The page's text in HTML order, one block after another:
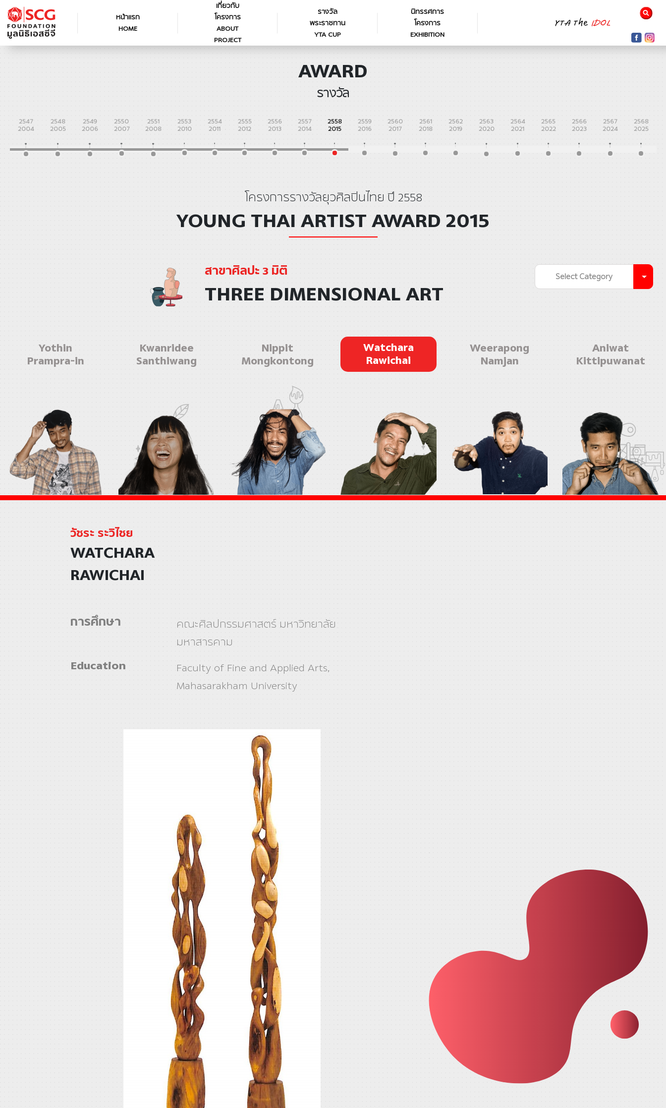
หน้าแรก
HOME
เกี่ยวกับ
โครงการ
ABOUT
PROJECT
รางวัล
พระราชทาน
YTA CUP
นิทรรศการ
โครงการ
EXHIBITION
AWARD
รางวัล
2547
2004
2548
2005
2549
2006
2550
2007
2551
2008
2553
2010
2554
2011
2555
2012
2556
2013
2557
2014
2558
2015
2559
2016
2560
2017
2561
2018
2562
2019
2563
2020
2564
2021
2565
2022
2566
2023
2567
2024
2568
2025
โครงการรางวัลยุวศิลปินไทย ปี 2558
YOUNG THAI ARTIST AWARD 2015
สาขาศิลปะ 3 มิติ
THREE DIMENSIONAL ART
Select Category
Yothin
Prampra-in
Kwanridee
Santhiwang
Nippit
Mongkontong
Watchara
Rawichai
Weerapong
Namjan
Aniwat
Kittipuwanat
วัชระ ระวิไชย
WATCHARA
RAWICHAI
การศึกษา
คณะศิลปกรรมศาสตร์ มหาวิทยาลัย
มหาสารคาม
Education
Faculty of Fine and Applied Arts,
Mahasarakham University